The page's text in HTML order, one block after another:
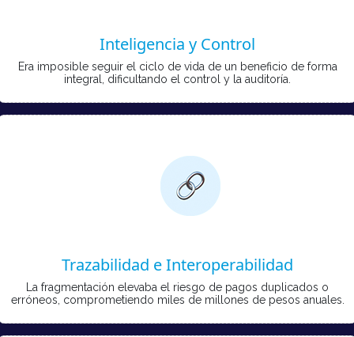
Inteligencia y Control
Era imposible seguir el ciclo de vida de un beneficio de forma
integral, dificultando el control y la auditoría.
Trazabilidad e Interoperabilidad
La fragmentación elevaba el riesgo de pagos duplicados o
erróneos, comprometiendo miles de millones de pesos anuales.